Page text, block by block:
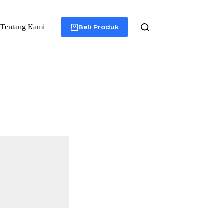
Tentang Kami Beli Produk